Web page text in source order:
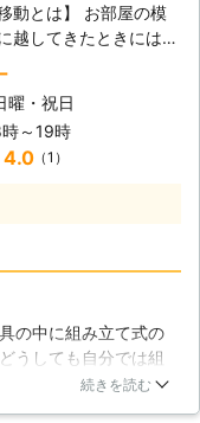
たという家具も、実績
が迅速に解決します。
番では、家具の組立
いただきます。
動とは】 お部屋の模
越してきたときには家
をされるかと思いま
海外メーカーの家具を
をコーディネートされ
っしゃいますが、そう
は組み立てて使うタイ
あり、簡単に行えるも
ん。また、移動に関し
さによっては移動が困
によっては一度分解す
曜・祝日
～19時
4.0（1）
の中に組み立て式の
うしても自分では組
途中で間違えてしま
続きを読む